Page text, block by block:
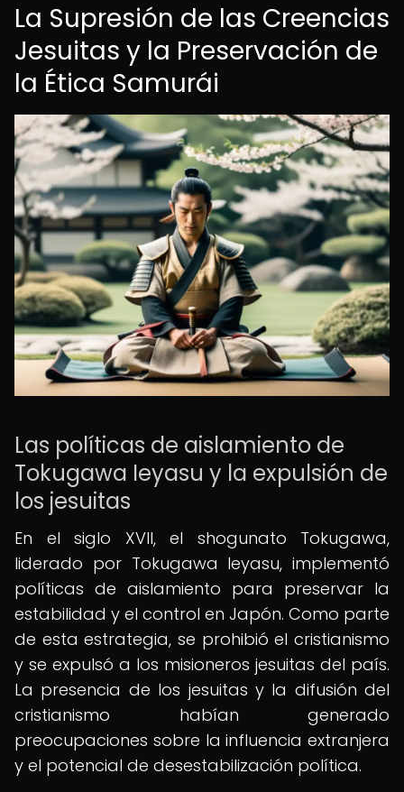
La Supresión de las Creencias
Jesuitas y la Preservación de
la Ética Samurái
Las políticas de aislamiento de
Tokugawa Ieyasu y la expulsión de
los jesuitas
En el siglo XVII, el shogunato Tokugawa,
liderado por Tokugawa Ieyasu, implementó
políticas de aislamiento para preservar la
estabilidad y el control en Japón. Como parte
de esta estrategia, se prohibió el cristianismo
y se expulsó a los misioneros jesuitas del país.
La presencia de los jesuitas y la difusión del
cristianismo habían generado
preocupaciones sobre la influencia extranjera
y el potencial de desestabilización política.